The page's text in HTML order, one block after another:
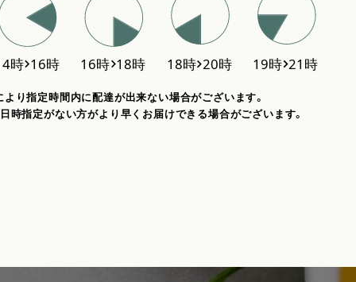
り指定時間内に配達が出来ない場合がございます。
時指定がない方がより早くお届けできる場合がございます。